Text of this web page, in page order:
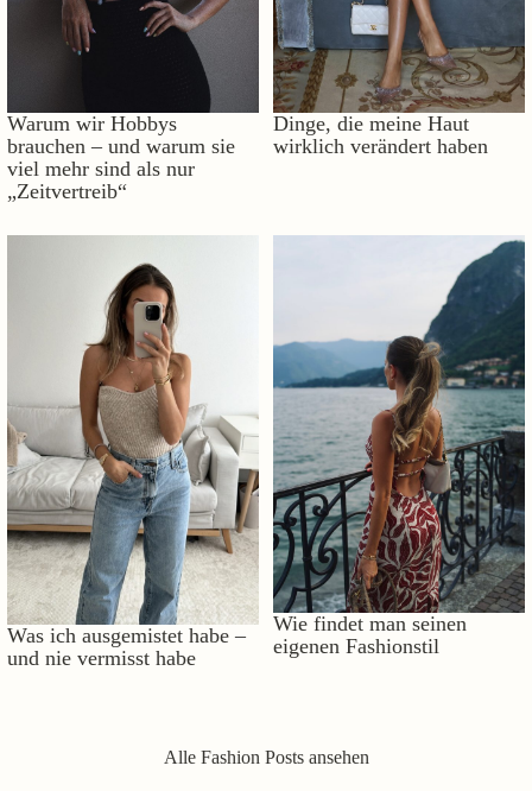
Warum wir Hobbys
brauchen – und warum sie
viel mehr sind als nur
„Zeitvertreib“
Dinge, die meine Haut
wirklich verändert haben
Was ich ausgemistet habe –
und nie vermisst habe
Wie findet man seinen
eigenen Fashionstil
Alle Fashion Posts ansehen